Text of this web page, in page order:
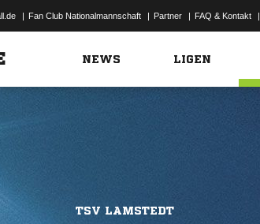
| Fan Club Nationalmannschaft | Partner | FAQ & Kontakt |
NEWS LIGEN
TSV LAMSTEDT